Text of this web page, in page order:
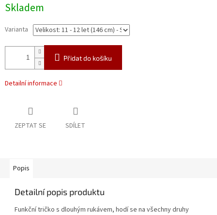
cena:
Skladem
Varianta
Přidat do košíku
Detailní informace
ZEPTAT SE SDÍLET
Popis
Detailní popis produktu
Funkční tričko s dlouhým rukávem, hodí se na všechny druhy